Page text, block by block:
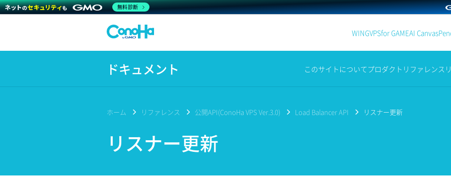
WINGVPSfor GAMEAI Canvas
ドキュメント このサイトについてプロダクト リファレンス
ホーム リファレンス 公開API(ConoHa VPS Ver.3.0) Load Balancer API リスナー更新
リスナー更新
無料診断